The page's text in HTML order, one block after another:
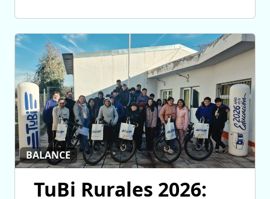
BALANCE
TuBi Rurales 2026: